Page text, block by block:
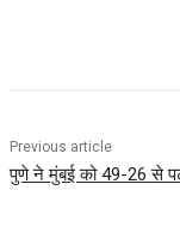
Previous article
पुणे ने मुंबई को 49-26 से